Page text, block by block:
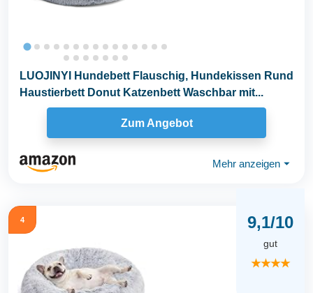
LUOJINYI Hundebett Flauschig, Hundekissen Rund
Haustierbett Donut Katzenbett Waschbar mit...
Zum Angebot
Mehr anzeigen ⏷
4 9,1/10
gut
★★★★